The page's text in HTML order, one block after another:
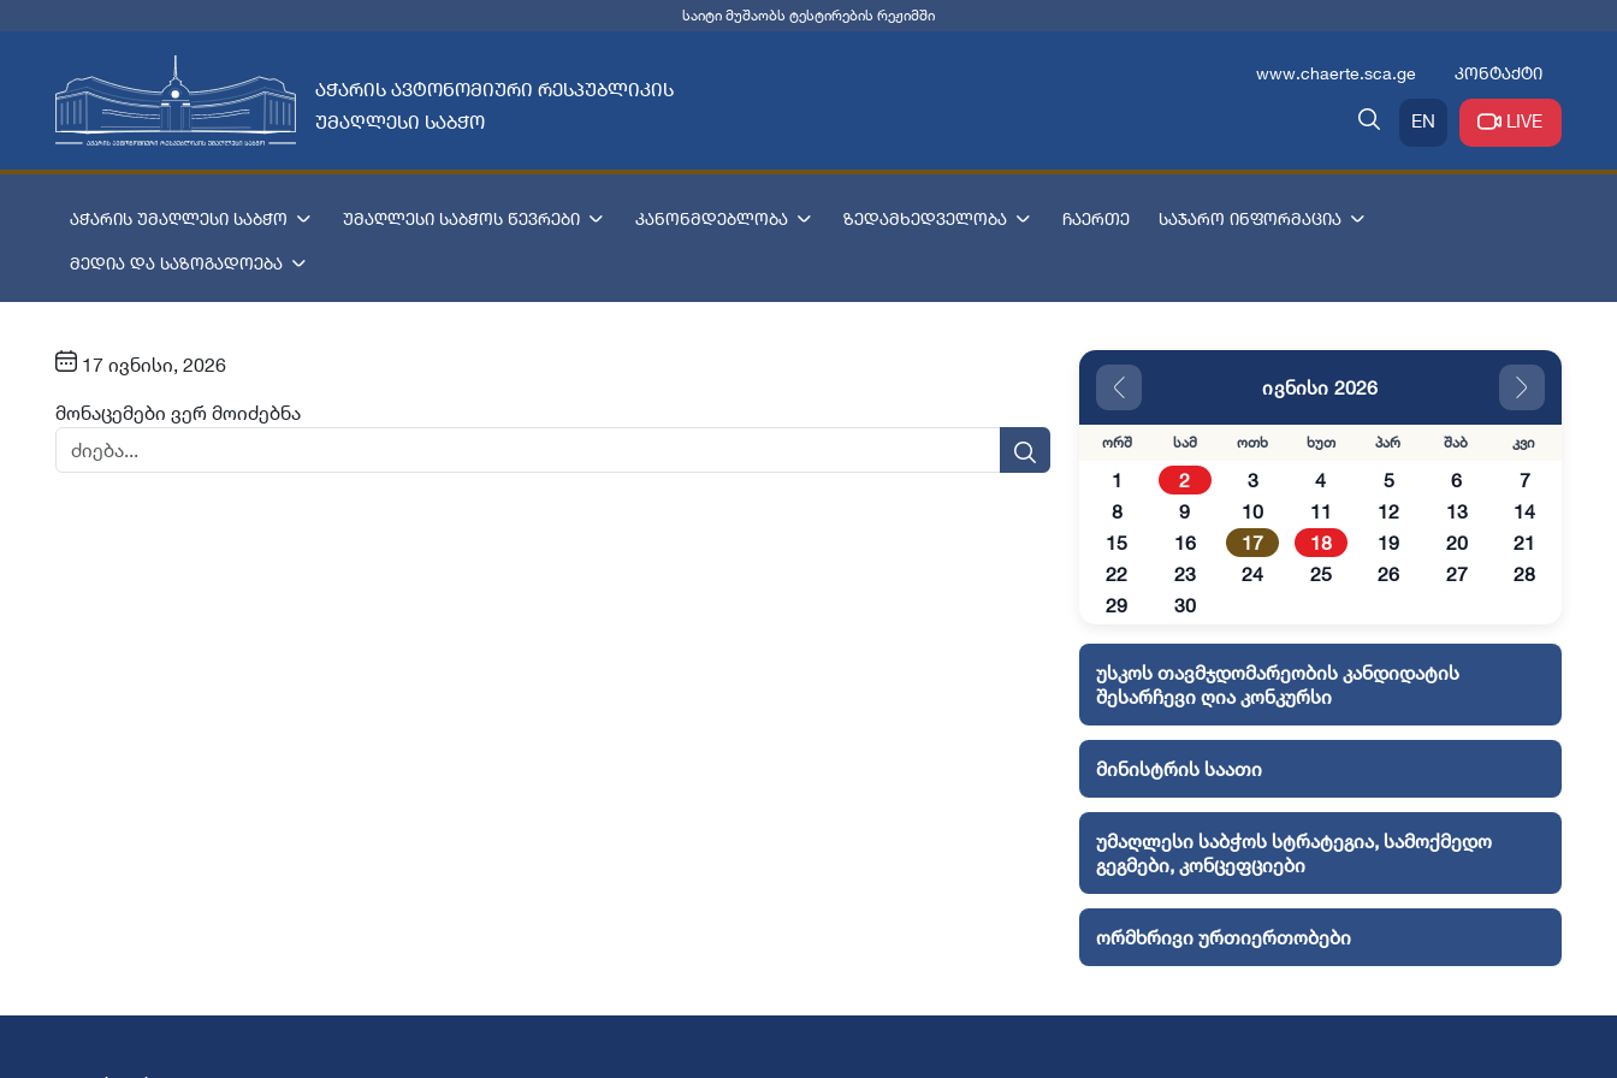
საიტი მუშაობს ტესტირების რეჟიმში
აჭარის ავტონომიური რესპუბლიკის
უმაღლესი საბჭო
www.chaerte.sca.ge კონტაქტი
EN LIVE
აჭარის უმაღლესი საბჭო უმაღლესი საბჭოს წევრები კანონმდებლობა ზედამხედველობა ჩაერთე საჯარო ინფორმაცია
მედია და საზოგადოება
17 ივნისი, 2026
მონაცემები ვერ მოიძებნა
ივნისი 2026
ორშ სამ ოთხ ხუთ პარ შაბ კვი
1 2 3 4 5 6
7
8
9 10 11 12 13
14
15
16 17 18 19 20
21
22
23 24 25 26 27
28
29
30
უსკოს თავმჯდომარეობის კანდიდატის
შესარჩევი ღია კონკურსი
მინისტრის საათი
უმაღლესი საბჭოს სტრატეგია, სამოქმედო
გეგმები, კონცეფციები
ორმხრივი ურთიერთობები